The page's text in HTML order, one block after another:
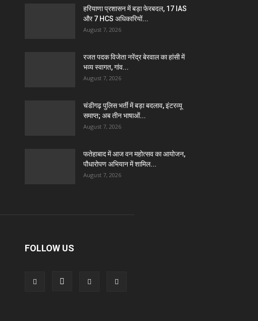
हरियाणा प्रशासन में बड़ा फेरबदल, 17 IAS
और 7 HCS अधिकारियों...
August 7, 2026
रजत पदक विजेता नरेंद्र बेरवाल का हांसी में
भव्य स्वागत, गांव...
August 7, 2026
चंडीगढ़ पुलिस भर्ती में बड़ा बदलाव, इंटरव्यू
समाप्त; अब तीन भाषाओं...
August 7, 2026
फतेहाबाद में आज वन महोत्सव का आयोजन,
पौधारोपण अभियान में शामिल...
August 7, 2026
FOLLOW US